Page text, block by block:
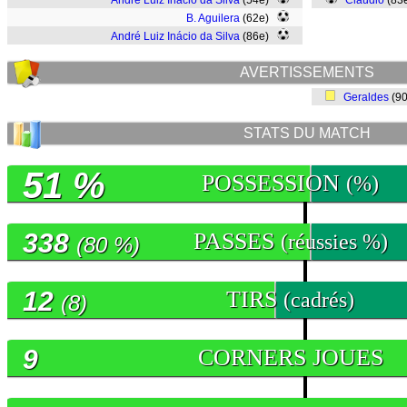
B. Aguilera (62e)
André Luiz Inácio da Silva (86e)
AVERTISSEMENTS
Geraldes
STATS DU MATCH
POSSESSION (%)
51 %
PASSES (réussies %)
338 (80 %)
TIRS (cadrés)
12 (8)
CORNERS JOUES
9